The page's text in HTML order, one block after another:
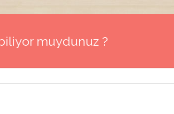
muydunuz ?